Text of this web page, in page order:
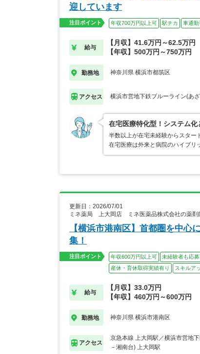
迎しています
注目ポイント 年収700万円以上可 駅チカ 車通勤
給与
【月収】41.6万円～62.5万円
【年収】500万円～750万円
勤務地 神奈川県 横浜市都筑区
アクセス 横浜市営地下鉄ブルーライン(あ
在宅医療特化型！システム化
半数以上が在宅未経験からスター
在宅医療は外来と病院のハイブ
更新日：2026/07/01
ミネ薬局 上大岡店 ミネ医薬品株式会社の薬剤
【横浜市港南区】首都圏を中心
集！
注目ポイント 年収600万円以上可 未経験者も応
産休・育休取得実績有り
スキルア
給与
【月収】33.0万円
【年収】460万円～600万円
勤務地 神奈川県 横浜市港南区
アクセス
京急本線 上大岡駅／横浜市営地
－湘南台) 上大岡駅